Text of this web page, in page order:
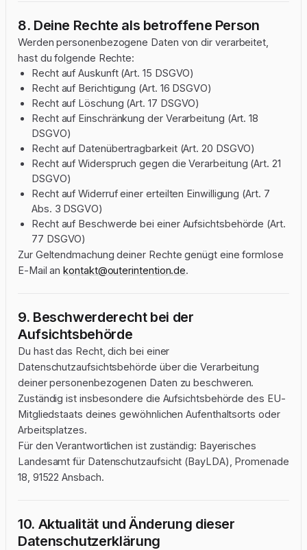
8. Deine Rechte als betroffene Person
Werden personenbezogene Daten von dir verarbeitet,
hast du folgende Rechte:
Recht auf Auskunft (Art. 15 DSGVO)
Recht auf Berichtigung (Art. 16 DSGVO)
Recht auf Löschung (Art. 17 DSGVO)
Recht auf Einschränkung der Verarbeitung (Art. 18
DSGVO)
Recht auf Datenübertragbarkeit (Art. 20 DSGVO)
Recht auf Widerspruch gegen die Verarbeitung (Art. 21
DSGVO)
Recht auf Widerruf einer erteilten Einwilligung (Art. 7
Abs. 3 DSGVO)
Recht auf Beschwerde bei einer Aufsichtsbehörde (Art.
77 DSGVO)
Zur Geltendmachung deiner Rechte genügt eine formlose
E-Mail an kontakt@outerintention.de.
9. Beschwerderecht bei der
Aufsichtsbehörde
Du hast das Recht, dich bei einer
Datenschutzaufsichtsbehörde über die Verarbeitung
deiner personenbezogenen Daten zu beschweren.
Zuständig ist insbesondere die Aufsichtsbehörde des EU-
Mitgliedstaats deines gewöhnlichen Aufenthaltsorts oder
Arbeitsplatzes.
Für den Verantwortlichen ist zuständig: Bayerisches
Landesamt für Datenschutzaufsicht (BayLDA), Promenade
18, 91522 Ansbach.
10. Aktualität und Änderung dieser
Datenschutzerklärung